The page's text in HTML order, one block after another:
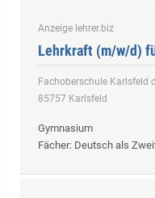
Anzeige lehrer.biz
Lehrkraft (m/w/d)
Fachoberschule Karlsfeld
85757 Karlsfeld
Gymnasium
Fächer: Deutsch als